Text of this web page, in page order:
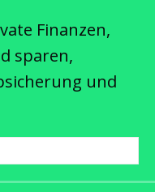
Finanzen,
sparen,
und